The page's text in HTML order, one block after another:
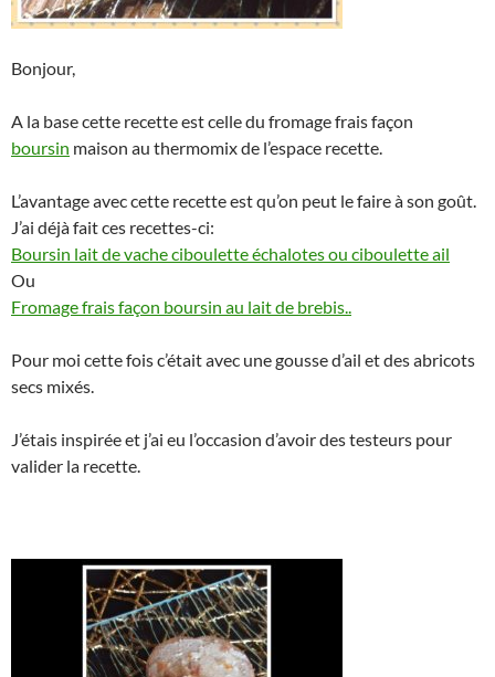
Bonjour,
A la base cette recette est celle du fromage frais façon
boursin maison au thermomix de l’espace recette.
L’avantage avec cette recette est qu’on peut le faire à son goût.
J’ai déjà fait ces recettes-ci:
Boursin lait de vache ciboulette échalotes ou ciboulette ail
Ou
Fromage frais façon boursin au lait de brebis..
Pour moi cette fois c’était avec une gousse d’ail et des abricots
secs mixés.
J’étais inspirée et j’ai eu l’occasion d’avoir des testeurs pour
valider la recette.